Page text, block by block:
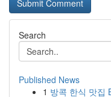
Search
Published News
1 방콕 한식 맛집